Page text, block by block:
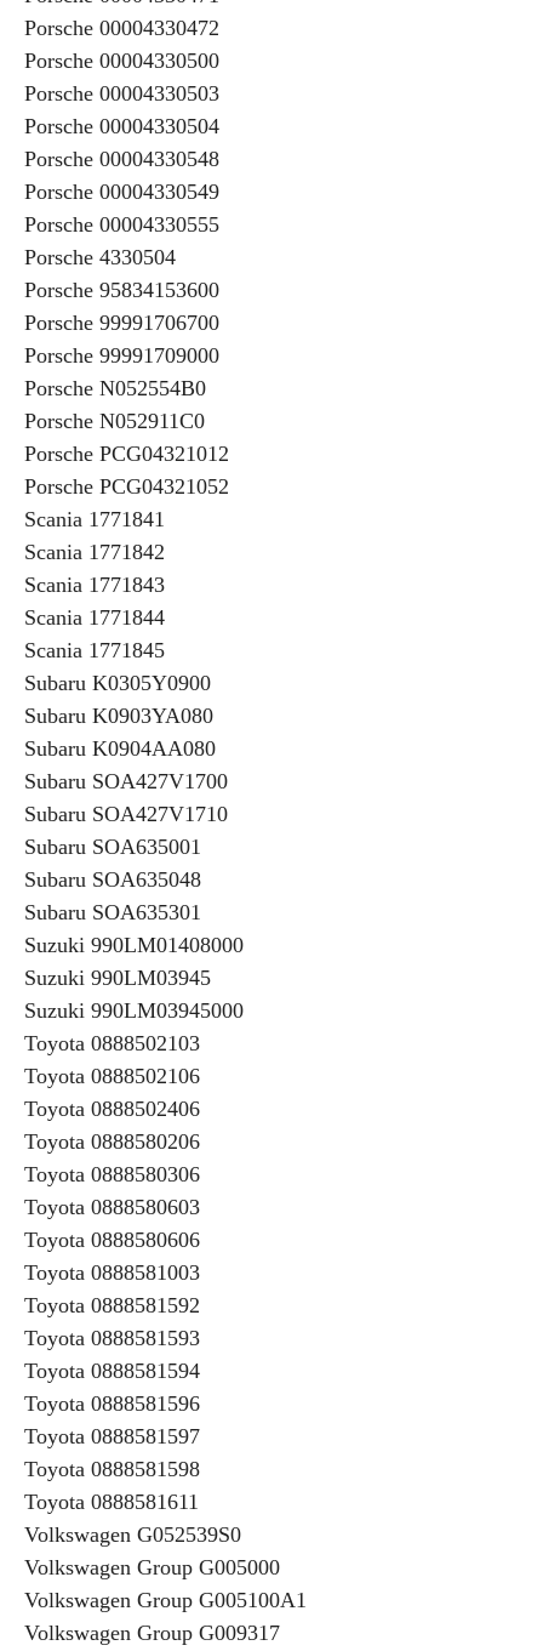
Porsche 00004330472
Porsche 00004330500
Porsche 00004330503
Porsche 00004330504
Porsche 00004330548
Porsche 00004330549
Porsche 00004330555
Porsche 4330504
Porsche 95834153600
Porsche 99991706700
Porsche 99991709000
Porsche N052554B0
Porsche N052911C0
Porsche PCG04321012
Porsche PCG04321052
Scania 1771841
Scania 1771842
Scania 1771843
Scania 1771844
Scania 1771845
Subaru K0305Y0900
Subaru K0903YA080
Subaru K0904AA080
Subaru SOA427V1700
Subaru SOA427V1710
Subaru SOA635001
Subaru SOA635048
Subaru SOA635301
Suzuki 990LM01408000
Suzuki 990LM03945
Suzuki 990LM03945000
Toyota 0888502103
Toyota 0888502106
Toyota 0888502406
Toyota 0888580206
Toyota 0888580306
Toyota 0888580603
Toyota 0888580606
Toyota 0888581003
Toyota 0888581592
Toyota 0888581593
Toyota 0888581594
Toyota 0888581596
Toyota 0888581597
Toyota 0888581598
Toyota 0888581611
Volkswagen G052539S0
Volkswagen Group G005000
Volkswagen Group G005100A1
Volkswagen Group G009317